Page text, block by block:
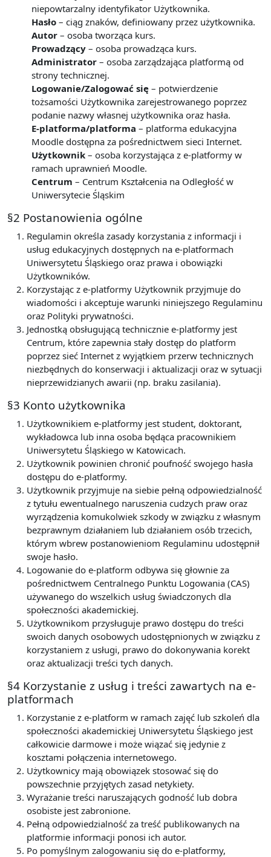
niepowtarzalny identyfikator Użytkownika.
Hasło – ciąg znaków, definiowany przez użytkownika.
Autor – osoba tworząca kurs.
Prowadzący – osoba prowadząca kurs.
Administrator – osoba zarządzająca platformą od
strony technicznej.
Logowanie/Zalogować się – potwierdzenie
tożsamości Użytkownika zarejestrowanego poprzez
podanie nazwy własnej użytkownika oraz hasła.
E-platforma/platforma – platforma edukacyjna
Moodle dostępna za pośrednictwem sieci Internet.
Użytkownik – osoba korzystająca z e-platformy w
ramach uprawnień Moodle.
Centrum – Centrum Kształcenia na Odległość w
Uniwersytecie Śląskim
§2 Postanowienia ogólne
Regulamin określa zasady korzystania z informacji i
usług edukacyjnych dostępnych na e-platformach
Uniwersytetu Śląskiego oraz prawa i obowiązki
Użytkowników.
Korzystając z e-platformy Użytkownik przyjmuje do
wiadomości i akceptuje warunki niniejszego Regulaminu
oraz Polityki prywatności.
Jednostką obsługującą technicznie e-platformy jest
Centrum, które zapewnia stały dostęp do platform
poprzez sieć Internet z wyjątkiem przerw technicznych
niezbędnych do konserwacji i aktualizacji oraz w sytuacji
nieprzewidzianych awarii (np. braku zasilania).
§3 Konto użytkownika
Użytkownikiem e-platformy jest student, doktorant,
wykładowca lub inna osoba będąca pracownikiem
Uniwersytetu Śląskiego w Katowicach.
Użytkownik powinien chronić poufność swojego hasła
dostępu do e-platformy.
Użytkownik przyjmuje na siebie pełną odpowiedzialność
z tytułu ewentualnego naruszenia cudzych praw oraz
wyrządzenia komukolwiek szkody w związku z własnym
bezprawnym działaniem lub działaniem osób trzecich,
którym wbrew postanowieniom Regulaminu udostępnił
swoje hasło.
Logowanie do e-platform odbywa się głownie za
pośrednictwem Centralnego Punktu Logowania (CAS)
używanego do wszelkich usług świadczonych dla
społeczności akademickiej.
Użytkownikom przysługuje prawo dostępu do treści
swoich danych osobowych udostępnionych w związku z
korzystaniem z usługi, prawo do dokonywania korekt
oraz aktualizacji treści tych danych.
§4 Korzystanie z usług i treści zawartych na e-
platformach
Korzystanie z e-platform w ramach zajęć lub szkoleń dla
społeczności akademickiej Uniwersytetu Śląskiego jest
całkowicie darmowe i może wiązać się jedynie z
kosztami połączenia internetowego.
Użytkownicy mają obowiązek stosować się do
powszechnie przyjętych zasad netykiety.
Wyrażanie treści naruszających godność lub dobra
osobiste jest zabronione.
Pełną odpowiedzialność za treść publikowanych na
platformie informacji ponosi ich autor.
Po pomyślnym zalogowaniu się do e-platformy,